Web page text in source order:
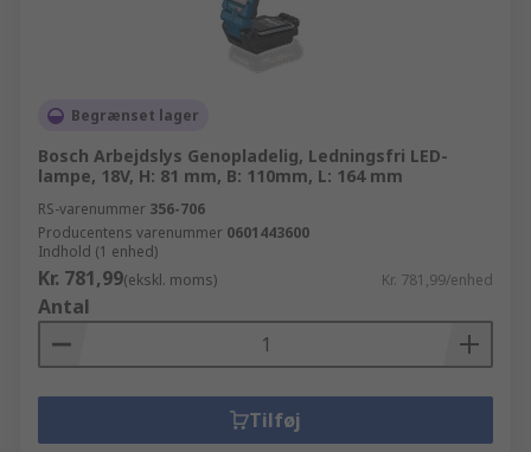
Begrænset lager
Bosch Arbejdslys Genopladelig, Ledningsfri LED-
lampe, 18V, H: 81 mm, B: 110mm, L: 164 mm
RS-varenummer 356-706
Producentens varenummer 0601443600
Indhold (1 enhed)
Kr. 781,99(ekskl. moms) Kr. 781,99/enhed
Antal
Tilføj